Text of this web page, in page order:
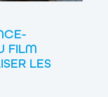
FILM
LES